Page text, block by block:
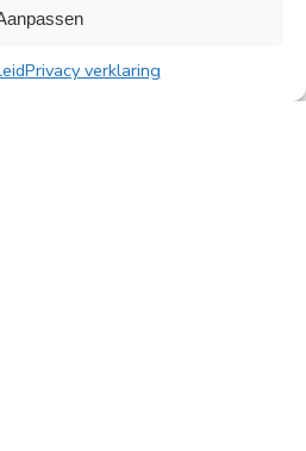
Privacy verklaring